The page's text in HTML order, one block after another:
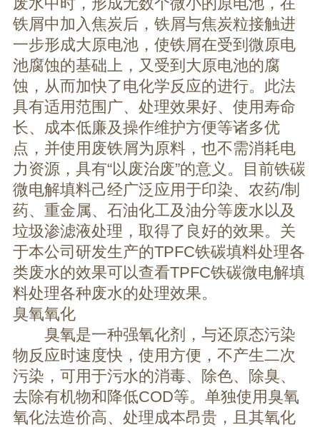
铁屑中加入焦炭后，铁屑与焦炭粒接触进
一步形成大原电池，使铁屑在受到微原电
池腐蚀的基础上，又受到大原电池的腐
蚀，从而加快了电化学反应的进行。此法
具有适用范围广、处理效果好、使用寿命
长、成本低廉及操作维护方便等诸多优
点，并使用废铁屑为原料，也不需消耗电
力资源，具有“以废治废”的意义。目前铁碳
微电解填料己经广泛应用于印染、农药/制
药、重金属、石油化工及油分等废水以及
垃圾渗滤液处理，取得了良好的效果。关
于本公司研发生产的TPFC铁碳填料处理各
类废水的效果可以查看TPFC铁碳微电解填
料处理各种废水的处理效果。
臭氧氧化
臭氧是一种强氧化剂，与还原态污染
物反应时速度快，使用方便，不产生二次
污染，可用于污水的消毒、除色、除臭、
去除有机物和降低COD等。单独使用臭氧
氧化法造价高、处理成本昂贵，且其氧化